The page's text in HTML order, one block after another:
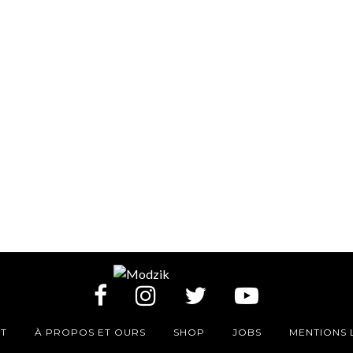
À PROPOS ET OURS SHOP JOBS MENTIONS